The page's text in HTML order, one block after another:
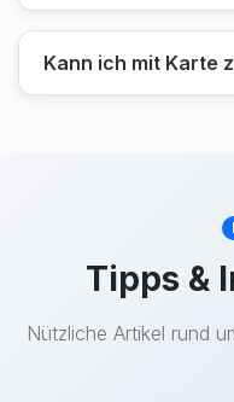
Kann ich mit Karte
Tipps &
Nützliche Artikel rund